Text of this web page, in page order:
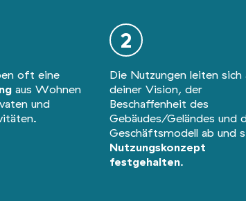
oft eine
aus Wohnen
und
2
Die Nutzungen leiten sich
deiner Vision, der
Beschaffenheit des
Gebäudes/Geländes und
Geschäftsmodell ab und
Nutzungskonzept
festgehalten.